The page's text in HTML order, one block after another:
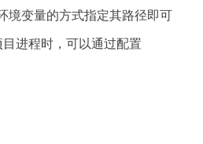
境变量的方式指定其路径即可
目进程时，可以通过配置